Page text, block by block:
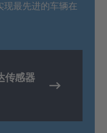
现最先进的车辆在
传感器